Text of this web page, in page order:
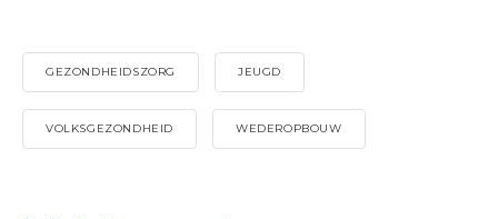
GEZONDHEIDSZORG JEUGD
VOLKSGEZONDHEID WEDEROPBOUW